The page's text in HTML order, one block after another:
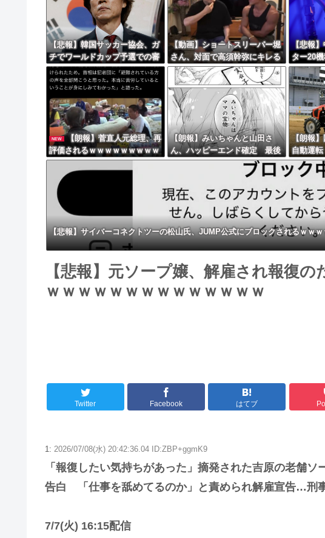
8/4のニュース
日本旅行キャンセルすべきか…1万年ぶり史上最大級の火山
更新中止のお知らせ
海外「おめでとうタキ！」リヴァプール南野がバースデーゴ
【悲報】韓国サッカー協会、ガ
チでワールドカップ予選での審
判への性接待がバレ大炎上大騒
ぎにｗｗｗｗｗｗｗｗ
【動画】ショートスリーパー堀
さん、対面で高須幹弥にキレる
ｗｗｗｗｗｗｗｗｗ
【悲報
ター20
される
NEW
【朗報】菅直人元総理、再
評価されるｗｗｗｗｗｗｗｗｗ
ｗｗｗｗｗｗｗｗｗ
【朗報】みいちゃんと山田さ
ん、ハッピーエンド確定 最後
はママに埋葬される
【朗報
自動運
来春に
【悲報】サイバーコネクトツーの松山氏、JUMP公式にブロックされるｗｗ
【悲報】元ソープ嬢、解雇され報復
ｗｗｗｗｗｗｗｗｗｗｗｗｗｗ
Twitter Facebook はてブ
1: 2026/07/08(水) 20:42:36.04 ID:ZBP+ggmK9
「報復したい気持ちがあった」摘発された吉原の老舗
告白 「仕事を舐めてるのか」と責められ解雇宣告…刑
7/7(火) 16:15配信